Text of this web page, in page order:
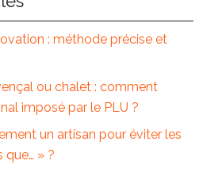
: méthode précise et
ou chalet : comment
imposé par le PLU ?
un artisan pour éviter les
que… » ?